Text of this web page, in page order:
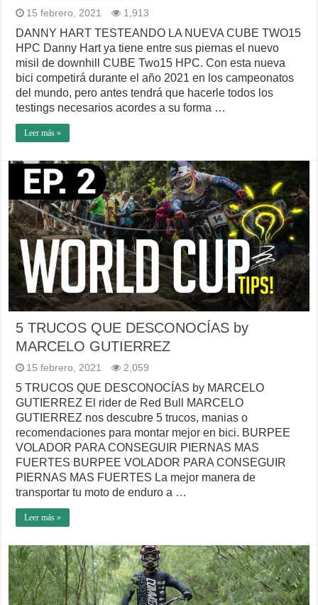
15 febrero, 2021 1,913
DANNY HART TESTEANDO LA NUEVA CUBE TWO15
HPC Danny Hart ya tiene entre sus piernas el nuevo
misil de downhill CUBE Two15 HPC. Con esta nueva
bici competirá durante el año 2021 en los campeonatos
del mundo, pero antes tendrá que hacerle todos los
testings necesarios acordes a su forma …
Leer más »
5 TRUCOS QUE DESCONOCÍAS by
MARCELO GUTIERREZ
15 febrero, 2021 2,059
5 TRUCOS QUE DESCONOCÍAS by MARCELO
GUTIERREZ El rider de Red Bull MARCELO
GUTIERREZ nos descubre 5 trucos, manias o
recomendaciones para montar mejor en bici. BURPEE
VOLADOR PARA CONSEGUIR PIERNAS MAS
FUERTES BURPEE VOLADOR PARA CONSEGUIR
PIERNAS MAS FUERTES La mejor manera de
transportar tu moto de enduro a …
Leer más »